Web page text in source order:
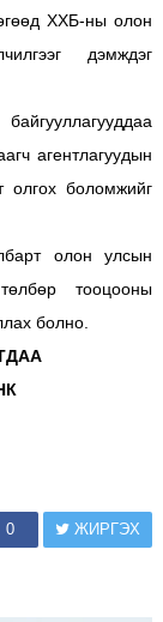
ХХБ-ны олон
дэмждэг
агентлагуудын
олгох боломжийг
олон улсын
тооцооны
болно.
0 ЖИРГЭХ